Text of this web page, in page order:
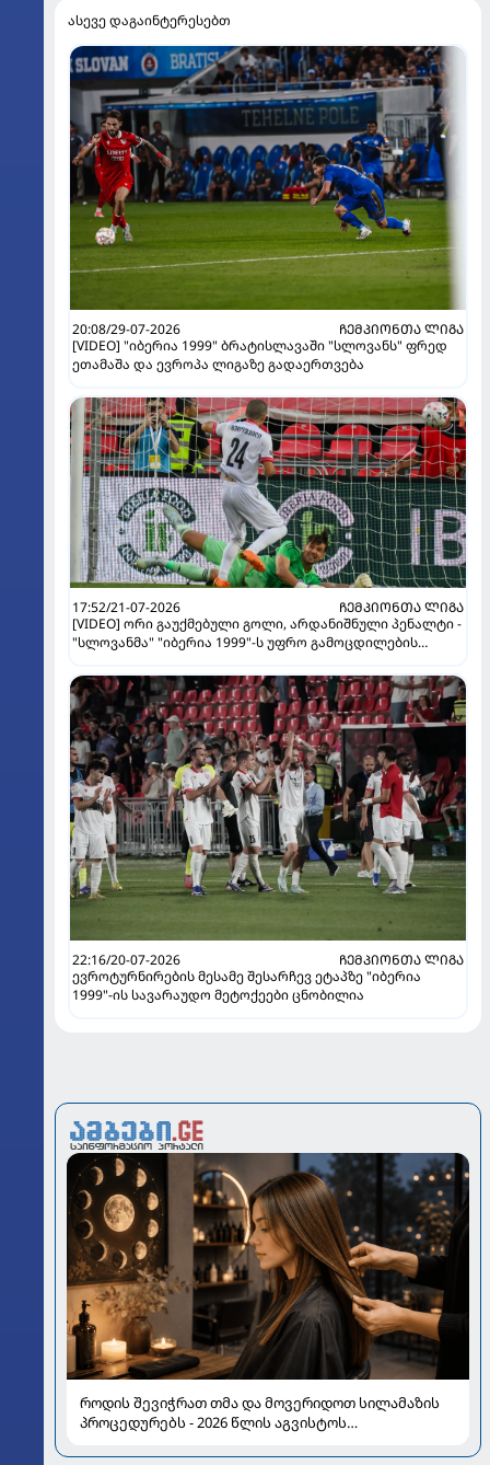
ასევე დაგაინტერესებთ
20:08/29-07-2026
ᲩᲔᲛᲞᲘᲝᲜᲗᲐ ᲚᲘᲒᲐ
[VIDEO] "იბერია 1999" ბრატისლავაში "სლოვანს" ფრედ
ეთამაშა და ევროპა ლიგაზე გადაერთვება
17:52/21-07-2026
ᲩᲔᲛᲞᲘᲝᲜᲗᲐ ᲚᲘᲒᲐ
[VIDEO] ორი გაუქმებული გოლი, არდანიშნული პენალტი -
"სლოვანმა" "იბერია 1999"-ს უფრო გამოცდილების
22:16/20-07-2026
ᲩᲔᲛᲞᲘᲝᲜᲗᲐ ᲚᲘᲒᲐ
ევროტურნირების მესამე შესარჩევ ეტაპზე "იბერია
1999"-ის სავარაუდო მეტოქეები ცნობილია
როდის შევიჭრათ თმა და მოვერიდოთ სილამაზის
პროცედურებს - 2026 წლის აგვისტოს